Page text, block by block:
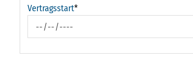
Vertragsstart*